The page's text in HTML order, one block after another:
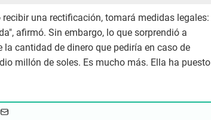
una rectificación, tomará medidas legales:
afirmó. Sin embargo, lo que sorprendió a
cantidad de dinero que pediría en caso de
millón de soles. Es mucho más. Ella ha puesto